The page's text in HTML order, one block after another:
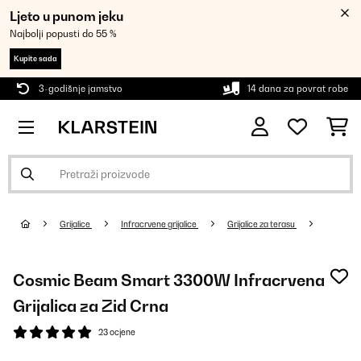
Ljeto u punom jeku
Najbolji popusti do 55 %
Kupite sada
3-godišnje jamstvo 14 dana za povrat robe
Grijalice Infracrvene grijalice Grijalice za terasu
Cosmic Beam Smart 3300W Infracrvena
Grijalica za Zid Crna
23 ocjene